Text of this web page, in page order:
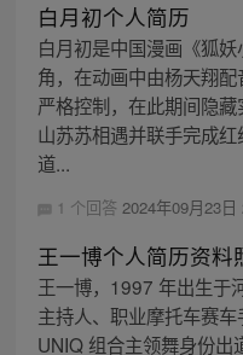
白月初个人简历
白月初是中国漫画《狐
角，在动画中由杨天翔
严格控制，在此期间隐
山苏苏相遇并联手完成
道...
1 个回答 2024年09月23日
王一博个人简历资料
王一博，1997 年出生于
主持人、职业摩托车赛
UNIQ 组合主领舞身份